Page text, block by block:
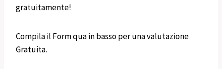
gratuitamente!
Compila il Form qua in basso per una valutazione
Gratuita.